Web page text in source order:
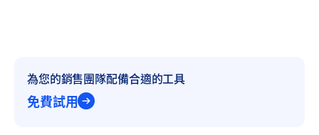
為您的銷售團隊配備合適的工具
免費試用